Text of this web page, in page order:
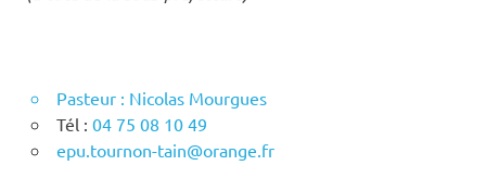
Pasteur : Nicolas Mourgues
Tél : 04 75 08 10 49
epu.tournon-tain@orange.fr